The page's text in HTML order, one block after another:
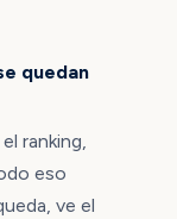
quedan
ranking,
eso
ve el